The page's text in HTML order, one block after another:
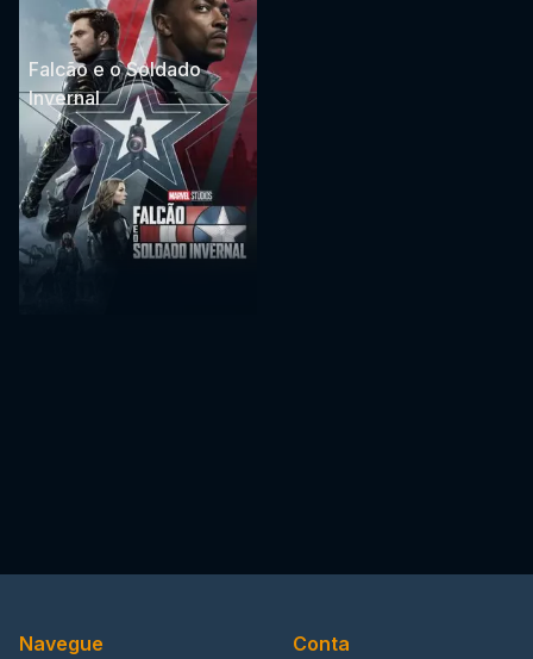
Falcão e o Soldado
Invernal
Navegue Conta